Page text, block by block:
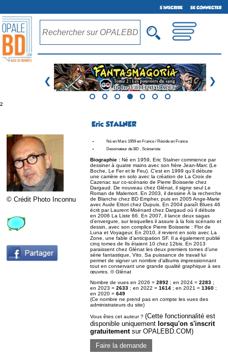
S'INSCRIRE SE CONNECTER
❮ ❯
²
Eric STALNER
© Crédit Photo Inconnu
Né en Mars 1959 en France / Réside en France
Dessinateur de BD , Scénariste
Biographie : Né en 1959, Eric Stalner commence par
dessiner à quatre mains avec son frère Jean-Marc (Le
Boche, Le Fer et le Feu). C’est en 1999 qu’il débute
une carrière en solo avec la création de La Croix de
Cazenac sur co-scénario de Pierre Boisserie chez
Dargaud. De nouveau chez Glénat, il signe seul Le
Roman de Malemort. En 2003, il dessine À la recherche
de Blanche chez BD Empher, puis en 2005 Ange-Marie
avec Aude Ettori chez Dupuis. En 2004 paraît Blues 46
écrit par Laurent Moënard chez Dargaud où il débute
en 2006 La Liste 66. En 2007, il lance deux sagas
d’envergure, sur lesquelles il assure à la fois scénario et
dessin, avec son complice Pierre Boisserie : Flor de
Luna et Voyageur. En 2010, il revient en solo avec La
Zone, une fable d’anticipation SF. Il a également publié
cinq tomes de Ils étaient 10 chez 12bis. En 2013
paraissent chez Glénat les deux premiers tomes d’une
série fantastique, Vito. Sa puissance de travail lui
permet de signer un nombre d’albums impressionnant
tout en conservant une grande qualité graphique à ses
œuvres. © Glénat
Nombre de vues en 2026 = 2892 ; en 2024 = 2283 ;
en 2023 = 2633 ; en 2022 = 1614 ; en 2021 = 1360 ;
en 2020 = 649
(Ce nombre ne prend pas en compte les vues des
administrateurs du site)
Vous êtes cet auteur ? (Cette fonctionnalité est
disponible uniquement lorsqu'on s'inscrit
gratuitementsur OPALEBD.COM)
Faire la demande